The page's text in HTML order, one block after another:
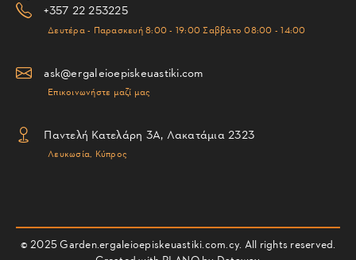
+357 22 253225
Δευτέρα - Παρασκευή 8:00 - 19:00 Σαββάτο 08:00 - 14:00
ask@ergaleioepiskeuastiki.com
Επικοινωνήστε μαζί μας
Παντελή Κατελάρη 3Α, Λακατάμια 2323
Λευκωσία, Κύπρος
© 2025 Garden.ergaleioepiskeuastiki.com.cy. All rights reserved.